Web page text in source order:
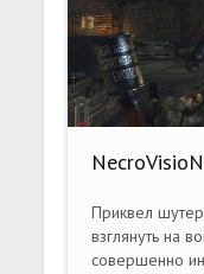
Приквел
взглянуть на
совершенно